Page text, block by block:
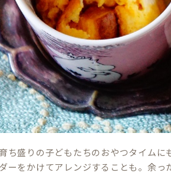
ち盛りの子どもたちのおやつタイムに
ーをかけてアレンジすることも。余っ